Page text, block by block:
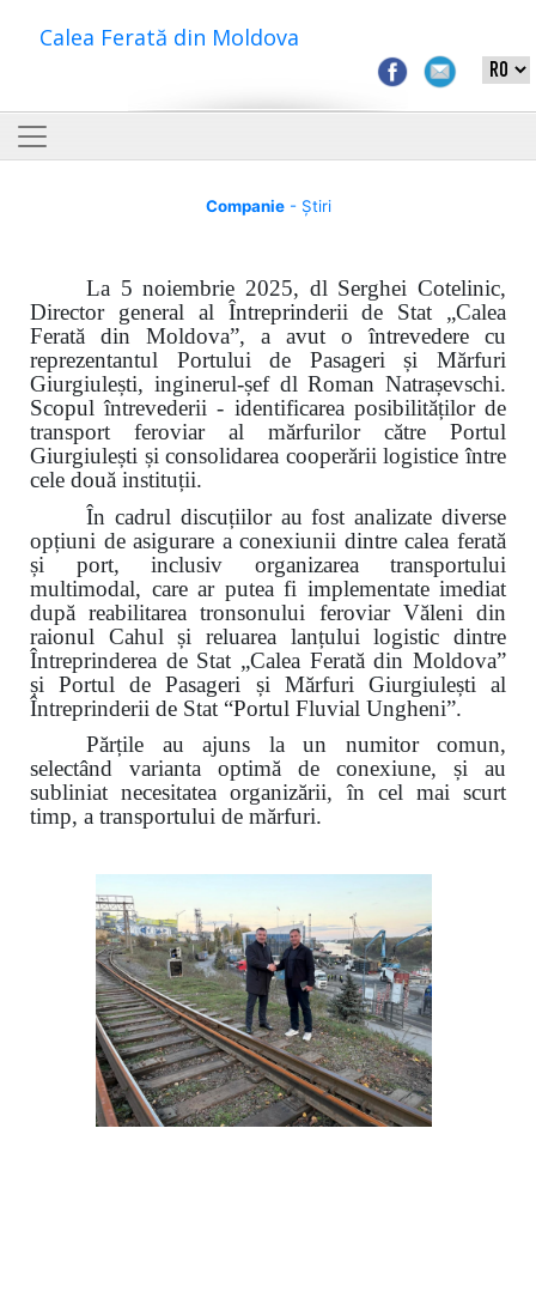
Calea Ferată din Moldova
Companie- Știri
La 5 noiembrie 2025, dl Serghei Cotelinic,
Director general al Întreprinderii de Stat „Calea
Ferată din Moldova”, a avut o întrevedere cu
reprezentantul Portuluide Pasageri și Mărfuri
Giurgiulești, inginerul-șef dl Roman Natrașevschi.
Scopul întrevederii - identificarea posibilităților de
transport feroviar al mărfurilor către Portul
Giurgiulești și consolidarea cooperării logistice între
cele două instituții.
În cadrul discuțiilor au fost analizate diverse
opțiuni de asigurare a conexiunii dintre calea ferată
și port, inclusiv organizarea transportului
multimodal, care ar putea fi implementate imediat
după reabilitarea tronsonului feroviar Văleni din
raionul Cahul și reluarea lanțului logistic dintre
Întreprinderea de Stat „Calea Ferată din Moldova”
și Portul de Pasageri și Mărfuri Giurgiulești al
Întreprinderii de Stat “Portul Fluvial Ungheni”.
Părțile au ajuns la un numitor comun,
selectând varianta optimă de conexiune, și au
subliniat necesitatea organizării, în cel mai scurt
timp, a transportului de mărfuri.